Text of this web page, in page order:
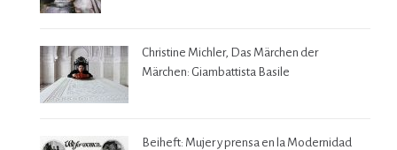
Christine Michler, Das Märchen der
Märchen: Giambattista Basile
Beiheft: Mujer y prensa en la Modernidad